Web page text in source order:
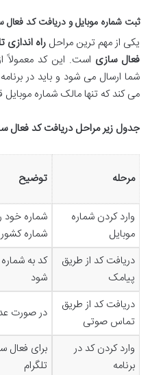
ثبت شماره موبایل و دریافت کد فعال
یکی از مهم ترین مراحل راه اندازی
فعال سازی است. این کد معمولاً
شما ارسال می شود و باید در
می کند که تنها مالک شماره
جدول زیر مراحل دریافت کد فعال
مرحله توضیح
وارد کردن شماره
موبایل
شماره خود
شماره
دریافت کد از طریق
پیامک
کد به
شود
دریافت کد از طریق
تماس صوتی
در صورت
وارد کردن کد در
برنامه
برای فعال
تلگرام